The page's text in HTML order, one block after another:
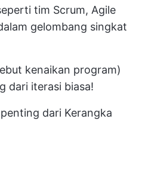
tim Scrum, Agile
gelombang singkat
kenaikan program)
dari iterasi biasa!
dari Kerangka